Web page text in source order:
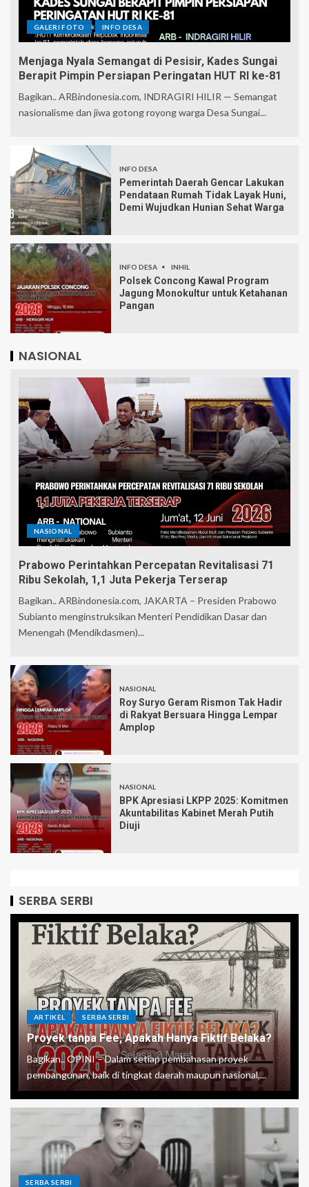
GALERI FOTO INFO DESA
Menjaga Nyala Semangat di Pesisir, Kades Sungai
Berapit Pimpin Persiapan Peringatan HUT RI ke-81
Bagikan.. ARBindonesia.com, INDRAGIRI HILIR — Semangat
nasionalisme dan jiwa gotong royong warga Desa Sungai...
INFO DESA
Pemerintah Daerah Gencar Lakukan
Pendataan Rumah Tidak Layak Huni,
Demi Wujudkan Hunian Sehat Warga
INFO DESA INHIL
Polsek Concong Kawal Program
Jagung Monokultur untuk Ketahanan
Pangan
NASIONAL
NASIONAL
Prabowo Perintahkan Percepatan Revitalisasi 71
Ribu Sekolah, 1,1 Juta Pekerja Terserap
Bagikan.. ARBindonesia.com, JAKARTA – Presiden Prabowo
Subianto menginstruksikan Menteri Pendidikan Dasar dan
Menengah (Mendikdasmen)...
NASIONAL
Roy Suryo Geram Rismon Tak Hadir
di Rakyat Bersuara Hingga Lempar
Amplop
NASIONAL
BPK Apresiasi LKPP 2025: Komitmen
Akuntabilitas Kabinet Merah Putih
Diuji
SERBA SERBI
ARTIKEL SERBA SERBI
Proyek tanpa Fee, Apakah Hanya Fiktif Belaka?
Bagikan.. OPINI – Dalam setiap pembahasan proyek
pembangunan, baik di tingkat daerah maupun nasional,...
SERBA SERBI